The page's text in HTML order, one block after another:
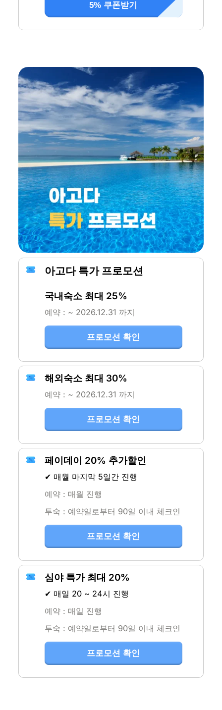
5% 쿠폰받기
아고다 특가 프로모션
국내숙소 최대 25%
예약 : ~ 2026.12.31 까지
프로모션 확인
해외숙소 최대 30%
예약 : ~ 2026.12.31 까지
프로모션 확인
페이데이 20% 추가할인
✔ 매월 마지막 5일간 진행
예약 : 매월 진행
투숙 : 예약일로부터 90일 이내 체크인
프로모션 확인
심야 특가 최대 20%
✔ 매일 20 ~ 24시 진행
예약 : 매일 진행
투숙 : 예약일로부터 90일 이내 체크인
프로모션 확인